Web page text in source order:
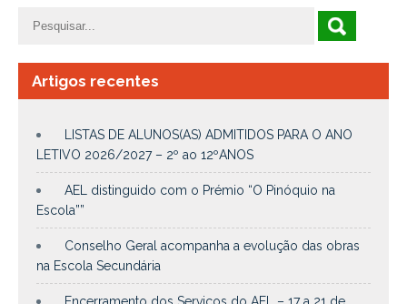
Artigos recentes
LISTAS DE ALUNOS(AS) ADMITIDOS PARA O ANO
LETIVO 2026/2027 – 2º ao 12ºANOS
AEL distinguido com o Prémio “O Pinóquio na
Escola””
Conselho Geral acompanha a evolução das obras
na Escola Secundária
Encerramento dos Serviços do AEL – 17 a 21 de